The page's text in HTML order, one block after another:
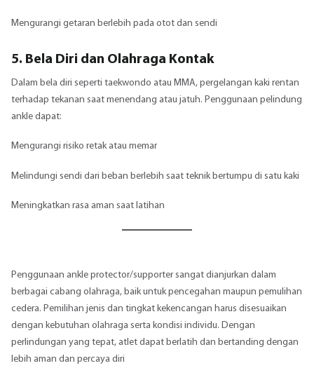
Mengurangi getaran berlebih pada otot dan sendi
5. Bela Diri dan Olahraga Kontak
Dalam bela diri seperti taekwondo atau MMA, pergelangan kaki rentan
terhadap tekanan saat menendang atau jatuh. Penggunaan pelindung
ankle dapat:
Mengurangi risiko retak atau memar
Melindungi sendi dari beban berlebih saat teknik bertumpu di satu kaki
Meningkatkan rasa aman saat latihan
Penggunaan ankle protector/supporter sangat dianjurkan dalam
berbagai cabang olahraga, baik untuk pencegahan maupun pemulihan
cedera. Pemilihan jenis dan tingkat kekencangan harus disesuaikan
dengan kebutuhan olahraga serta kondisi individu. Dengan
perlindungan yang tepat, atlet dapat berlatih dan bertanding dengan
lebih aman dan percaya diri